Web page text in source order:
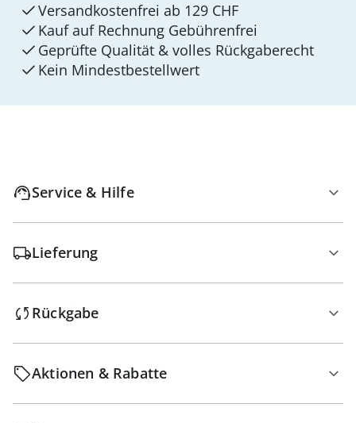
Versandkostenfrei ab 129 CHF
Kauf auf Rechnung Gebührenfrei
Geprüfte Qualität & volles Rückgaberecht
Kein Mindest­bestellwert
Service & Hilfe
Lieferung
Rückgabe
Aktionen & Rabatte